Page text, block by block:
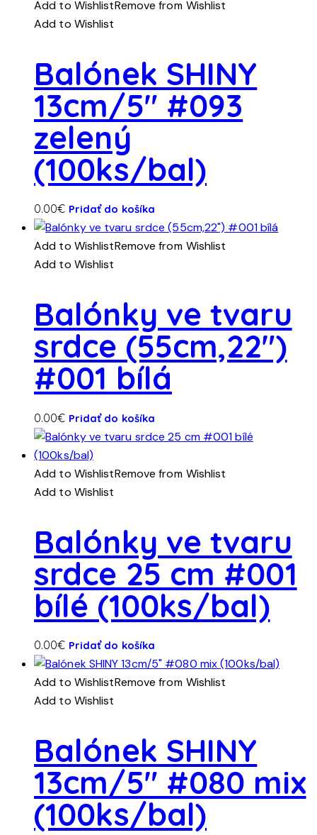
Add to WishlistRemove from Wishlist
Add to Wishlist
Balónek SHINY
13cm/5″ #093
zelený
(100ks/bal)
0.00€ Pridať do košíka
Add to WishlistRemove from Wishlist
Add to Wishlist
Balónky ve tvaru
srdce (55cm,22″)
#001 bílá
0.00€ Pridať do košíka
Add to WishlistRemove from Wishlist
Add to Wishlist
Balónky ve tvaru
srdce 25 cm #001
bílé (100ks/bal)
0.00€ Pridať do košíka
Add to WishlistRemove from Wishlist
Add to Wishlist
Balónek SHINY
13cm/5″ #080 mix
(100ks/bal)